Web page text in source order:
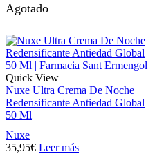
Agotado
Quick View
Nuxe Ultra Crema De Noche
Redensificante Antiedad Global
50 Ml
Nuxe
35,95€ Leer más